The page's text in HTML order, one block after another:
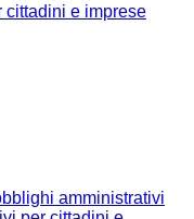
cittadini e imprese
amministrativi